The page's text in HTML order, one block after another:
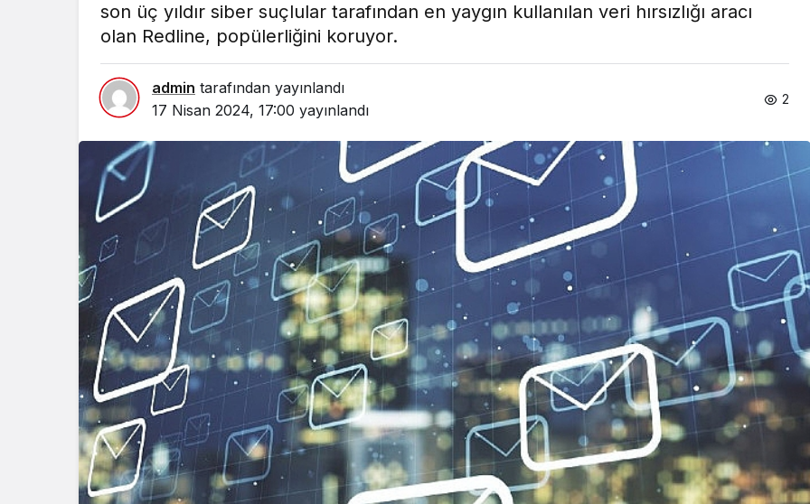
son üç yıldır siber suçlular tarafından en yaygın kullanılan veri hırsızlığı aracı
olan Redline, popülerliğini koruyor.
admin tarafından yayınlandı
17 Nisan 2024, 17:00 yayınlandı
2
Spor
Türkiye’nin En Uzun
Maratonu Başladı
Ekonomi
Tarım ve Gıdada Akıllı
Dönem Başladı!